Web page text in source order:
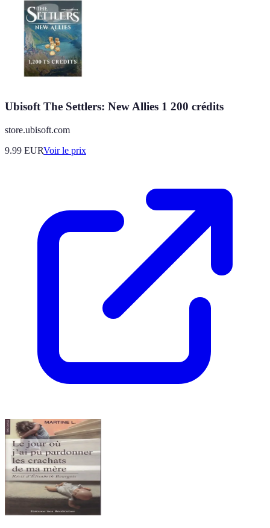
Ubisoft The Settlers: New Allies 1 200 crédits
store.ubisoft.com
9.99 EURVoir le prix